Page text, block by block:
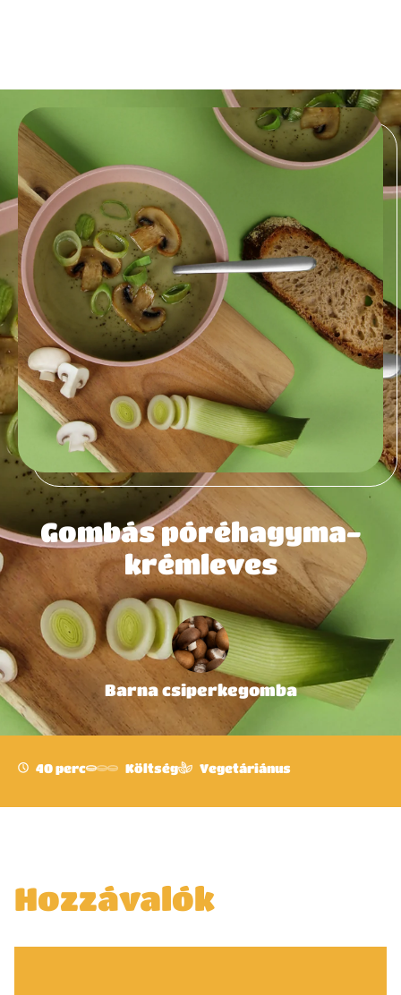
Gombás póréhagyma-
krémleves
Barna csiperkegomba
40 perc Költség Vegetáriánus
Hozzávalók